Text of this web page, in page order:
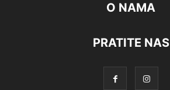
O NAMA
PRATITE NAS